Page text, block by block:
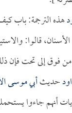
هذه الترجمة: باب
قالوا:
فوق إلى تحت فإن
حديثأبي موسى
أنهم جاءوا